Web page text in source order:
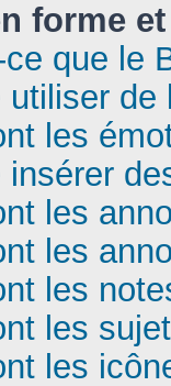
forme
ce que le
de
les
insérer
les
les
les
les
les